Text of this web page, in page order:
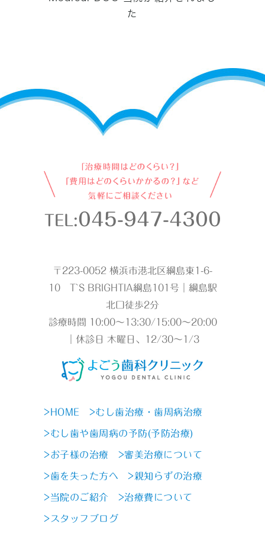
TEL:045-947-4300
〒223-0052 横浜市港北区綱島東1-6-
10 T`S BRIGHTIA綱島101号｜綱島駅
北口徒歩2分
診療時間 10:00～13:30/15:00～20:00
｜休診日 木曜日、12/30～1/3
>HOME >むし歯治療・歯周病治療
>むし歯や歯周病の予防(予防治療)
>お子様の治療 >審美治療について
>歯を失った方へ >親知らずの治療
>当院のご紹介 >治療費について
>スタッフブログ